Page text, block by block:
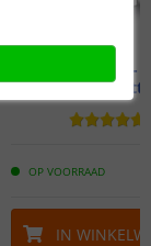
Yeelight -
4.5 watt
OP VOORRAAD
IN